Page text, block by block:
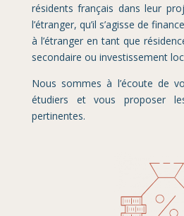
résidents français dans leur
l’étranger, qu’il s’agisse de
à l’étranger en tant que
secondaire ou investissement
Nous sommes à l’écoute de
étudiers et vous proposer
pertinentes.